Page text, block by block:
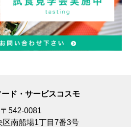
ド・サービスコスモ
〒542-0081
区南船場1丁目7番3号